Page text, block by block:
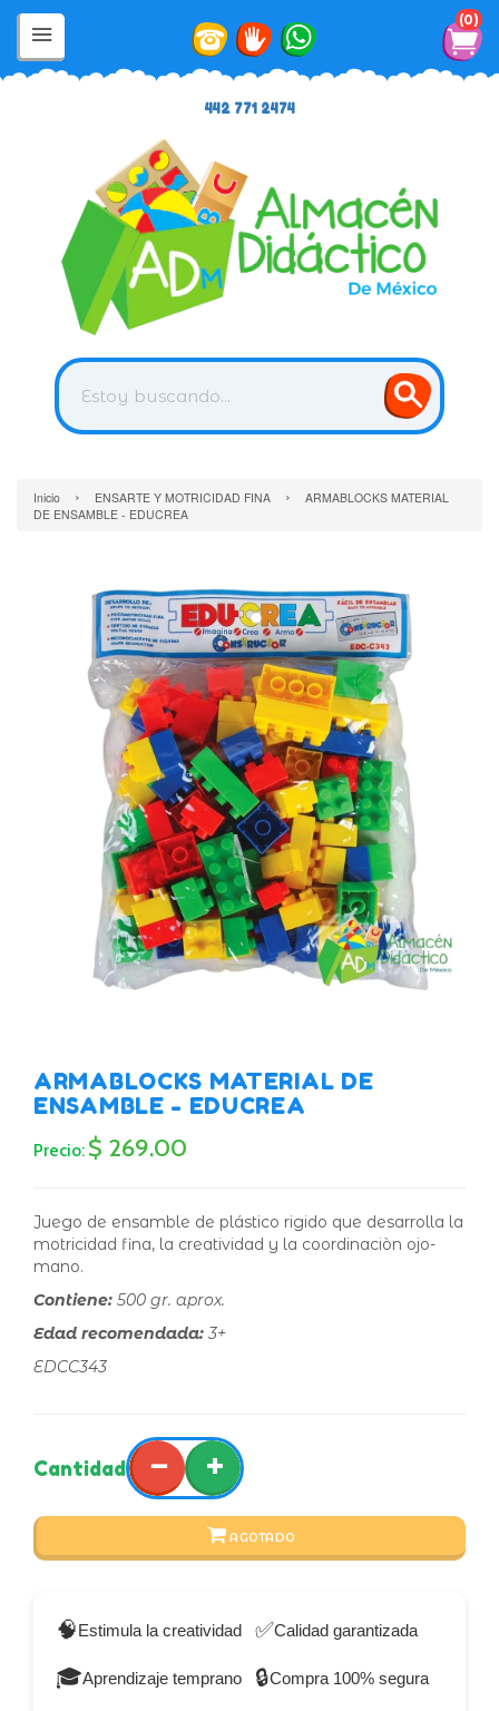
0
442 771 2474
Inicio › ENSARTE Y MOTRICIDAD FINA ›
ARMABLOCKS MATERIAL
DE ENSAMBLE - EDUCREA
ARMABLOCKS MATERIAL DE
ENSAMBLE - EDUCREA
Precio: $ 269.00
Juego de ensamble de plástico rigido que desarrolla la
motricidad fina, la creatividad y la coordinaciòn ojo-
mano.
Contiene: 500 gr. aprox.
Edad recomendada: 3+
EDCC343
Cantidad − +
AGOTADO
🧠Estimula la creatividad ✅Calidad garantizada
🎓Aprendizaje temprano 🔒Compra 100% segura